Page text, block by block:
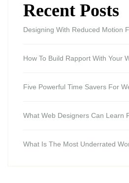
Recent Posts
Designing With Reduced Motion
How To Build Rapport With Your
Five Powerful Time Savers For
What Web Designers Can Learn
What Is The Most Underrated